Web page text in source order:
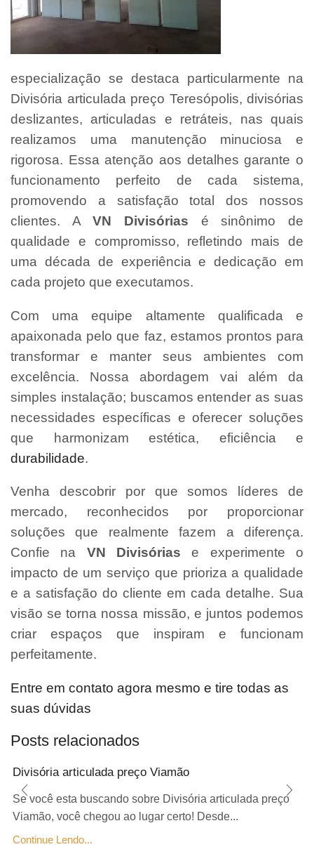
especialização se destaca particularmente na
Divisória articulada preço Teresópolis, divisórias
deslizantes, articuladas e retráteis, nas quais
realizamos uma manutenção minuciosa e
rigorosa. Essa atenção aos detalhes garante o
funcionamento perfeito de cada sistema,
promovendo a satisfação total dos nossos
clientes. AVN Divisórias é sinônimo de
qualidade e compromisso, refletindo mais de
uma década de experiência e dedicação em
cada projeto que executamos.
Com uma equipe altamente qualificada e
apaixonada pelo que faz, estamos prontos para
transformar e manter seus ambientes com
excelência. Nossa abordagem vai além da
simples instalação; buscamos entender as suas
necessidades específicas e oferecer soluções
que harmonizam estética, eficiência e
durabilidade.
Venha descobrir por que somos líderes de
mercado, reconhecidos por proporcionar
soluções que realmente fazem a diferença.
Confie na VN Divisórias e experimente o
impacto de um serviço que prioriza a qualidade
e a satisfação do cliente em cada detalhe. Sua
visão se torna nossa missão, e juntos podemos
criar espaços que inspiram e funcionam
perfeitamente.
Entre em contato agora mesmo e tire todas as
suas dúvidas
Posts relacionados
Divisória articulada preço Viamão
Se você esta buscando sobre Divisória articulada preço
Viamão, você chegou ao lugar certo! Desde...
Continue Lendo...